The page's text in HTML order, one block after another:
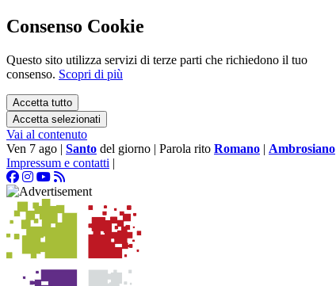
Consenso Cookie
Questo sito utilizza servizi di terze parti che richiedono il tuo
consenso. Scopri di più
Accetta tutto
Accetta selezionati
Vai al contenuto
Ven 7 ago | Santo del giorno | Parola rito Romano | Ambrosiano
Impressum e contatti |